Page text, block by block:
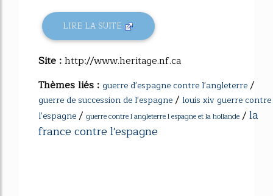
LIRE LA SUITE
Site :http://www.heritage.nf.ca
Thèmes liés : guerre d'espagne contre l'angleterre/
guerre de succession de l'espagne/ louis xiv guerre contre
l'espagne/ guerre contre l angleterre l espagne et la hollande /la
france contre l'espagne